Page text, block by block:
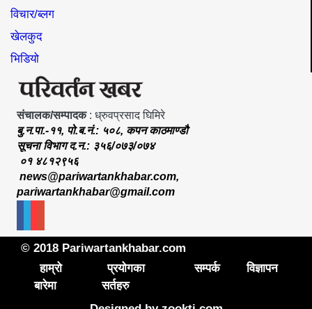
विचार/ब्लग
खेलकुद
भिडियो
संचालक/सम्पादक: ध्रुवप्रसाद घिमिरे
बु.न.पा.-११, पो.ब.नं.: ५०८, कपन काठमाण्डौ
सूचना विभाग द.न.: ३५६/०७३/०७४
०१ ४८१२९५६
news@pariwartankhabar.com,
pariwartankhabar@gmail.com
© 2018 Pariwartankhabar.com
हाम्रो
बारेमा
प्रयोगका
सर्तहरु
सम्पर्क विज्ञापन